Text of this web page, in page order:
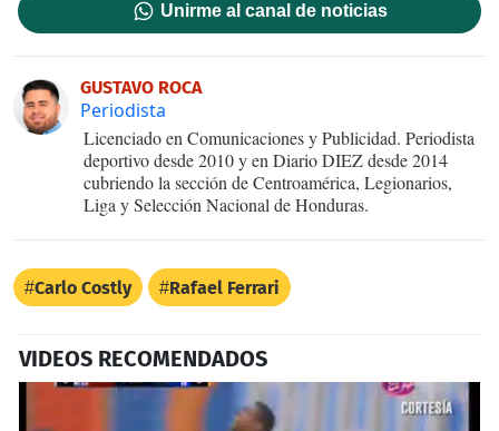
Unirme al canal de noticias
GUSTAVO ROCA
Periodista
Licenciado en Comunicaciones y Publicidad. Periodista
deportivo desde 2010 y en Diario DIEZ desde 2014
cubriendo la sección de Centroamérica, Legionarios,
Liga y Selección Nacional de Honduras.
Carlo Costly Rafael Ferrari
VIDEOS RECOMENDADOS